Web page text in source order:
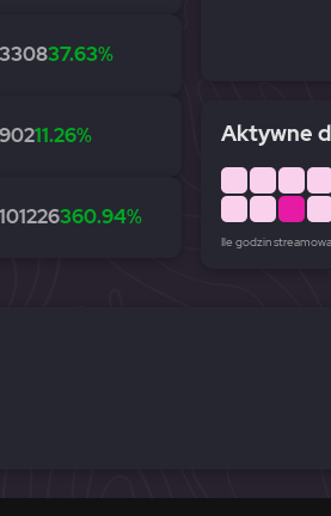
37.63%
11.26%
360.94%
Aktywne
Ile godzin